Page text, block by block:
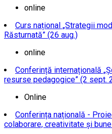
online
Curs național „Strategii
Răsturnată” (26 aug.)
online
Conferință internațională
resurse pedagogice” (2 sept.
Online
Conferința națională -
colaborare, creativitate și